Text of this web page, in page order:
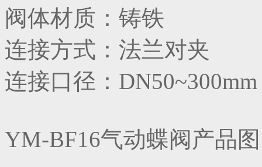
阀体材质：铸铁
连接方式：法兰对夹
连接口径：DN50~300mm
YM-BF16气动蝶阀产品